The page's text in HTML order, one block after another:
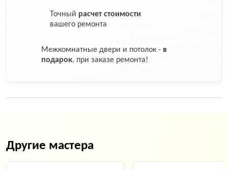
Точный расчет стоимости
вашего ремонта
Межкомнатные двери и потолок - в
подарок, при заказе ремонта!
Другие мастера